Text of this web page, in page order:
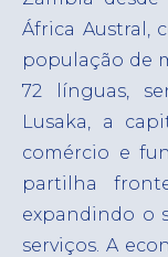
Soluções
Humanos
África Austral,
população de
72 línguas,
Lusaka, a
comércio e
partilha
expandindo o
serviços. A